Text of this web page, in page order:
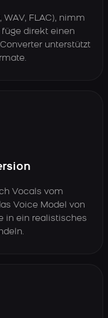
FLAC), nimm
direkt einen
unterstützt
Vocals vom
Voice Model von
in ein realistisches